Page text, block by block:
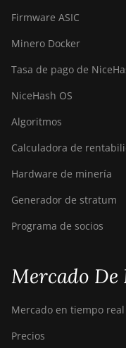
Firmware ASIC
Minero Docker
Tasa de pago de
NiceHash OS
Algoritmos
Calculadora de
Hardware de minería
Generador de stratum
Programa de socios
Mercado De
Mercado en tiempo real
Precios